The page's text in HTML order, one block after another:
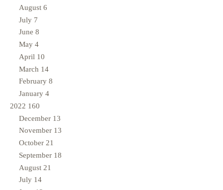
August 6
July 7
June 8
May 4
April 10
March 14
February 8
January 4
2022 160
December 13
November 13
October 21
September 18
August 21
July 14